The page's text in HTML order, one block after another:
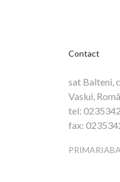
Contact
sat Balteni,
Vaslui,
tel:
fax: